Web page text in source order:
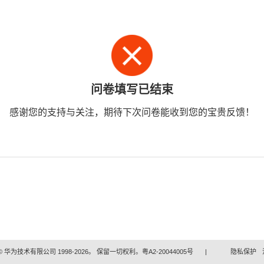
问卷填写已结束
感谢您的支持与关注，期待下次问卷能收到您的宝贵反馈！
华为技术有限公司 1998-2026。 保留一切权利。粤A2-20044005号 | 隐私保护